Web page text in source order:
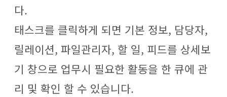
다.
태스크를 클릭하게 되면 기본 정보, 담당자,
릴레이션, 파일관리자, 할 일, 피드를 상세보
기 창으로 업무시 필요한 활동을 한 큐에 관
리 및 확인 할 수 있습니다.